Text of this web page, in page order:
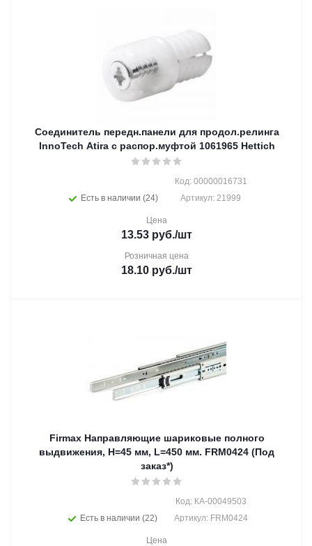
Соединитель передн.панели для продол.релинга
InnoTech Atira с распор.муфтой 1061965 Hettich
Есть в наличии (24)
Код: 00000016731
Артикул: 21999
Цена
13.53 руб./шт
Розничная цена
18.10 руб./шт
Firmax Направляющие шариковые полного
выдвижения, H=45 мм, L=450 мм. FRM0424 (Под
заказ*)
Есть в наличии (22)
Код: КА-00049503
Артикул: FRM0424
Цена